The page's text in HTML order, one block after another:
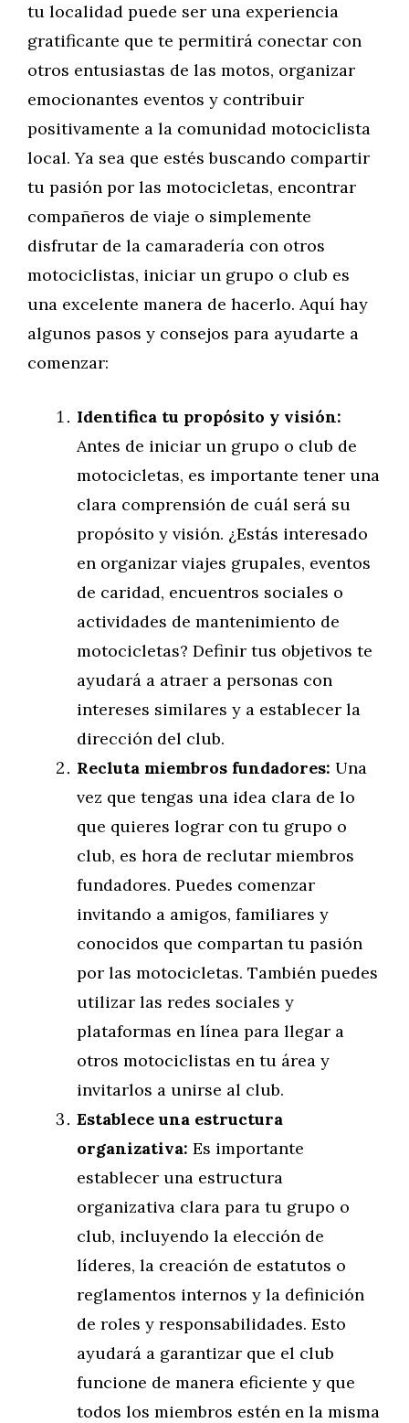
tu localidad puede ser una experiencia
gratificante que te permitirá conectar con
otros entusiastas de las motos, organizar
emocionantes eventos y contribuir
positivamente a la comunidad motociclista
local. Ya sea que estés buscando compartir
tu pasión por las motocicletas, encontrar
compañeros de viaje o simplemente
disfrutar de la camaradería con otros
motociclistas, iniciar un grupo o club es
una excelente manera de hacerlo. Aquí hay
algunos pasos y consejos para ayudarte a
comenzar:
Identifica tu propósito y visión:
Antes de iniciar un grupo o club de
motocicletas, es importante tener una
clara comprensión de cuál será su
propósito y visión. ¿Estás interesado
en organizar viajes grupales, eventos
de caridad, encuentros sociales o
actividades de mantenimiento de
motocicletas? Definir tus objetivos te
ayudará a atraer a personas con
intereses similares y a establecer la
dirección del club.
Recluta miembros fundadores: Una
vez que tengas una idea clara de lo
que quieres lograr con tu grupo o
club, es hora de reclutar miembros
fundadores. Puedes comenzar
invitando a amigos, familiares y
conocidos que compartan tu pasión
por las motocicletas. También puedes
utilizar las redes sociales y
plataformas en línea para llegar a
otros motociclistas en tu área y
invitarlos a unirse al club.
Establece una estructura
organizativa: Es importante
establecer una estructura
organizativa clara para tu grupo o
club, incluyendo la elección de
líderes, la creación de estatutos o
reglamentos internos y la definición
de roles y responsabilidades. Esto
ayudará a garantizar que el club
funcione de manera eficiente y que
todos los miembros estén en la misma